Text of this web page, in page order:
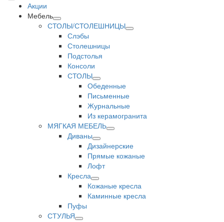
Акции
Мебель
СТОЛЫ/СТОЛЕШНИЦЫ
Слэбы
Столешницы
Подстолья
Консоли
СТОЛЫ
Обеденные
Письменные
Журнальные
Из керамогранита
МЯГКАЯ МЕБЕЛЬ
Диваны
Дизайнерские
Прямые кожаные
Лофт
Кресла
Кожаные кресла
Каминные кресла
Пуфы
СТУЛЬЯ